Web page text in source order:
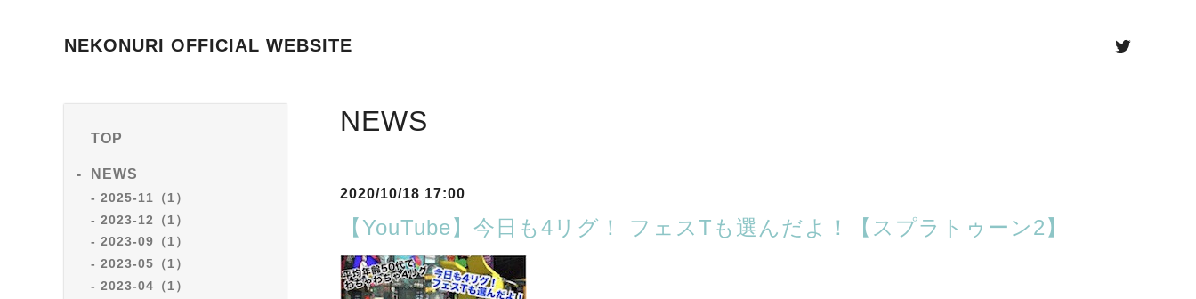
NEKONURI OFFICIAL WEBSITE
TOP
NEWS
2025-11（1）
2023-12（1）
2023-09（1）
2023-05（1）
2023-04（1）
NEWS
2020/10/18 17:00
【YouTube】今日も4リグ！ フェスTも選んだよ！【スプラトゥーン2】